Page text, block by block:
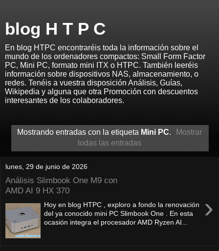
blog H T P C
En blog HTPC encontraréis toda la información sobre el
mundo de los ordenadores compactos: Small Form Factor
PC, Mini PC, formato mini ITX o HTPC. También leeréis
información sobre dispositivos NAS, almacenamiento, o
redes. Tenéis a vuestra disposición Análisis, Guías,
Wikipedia y alguna que otra Promoción con descuentos
interesantes de los colaboradores.
Mostrando entradas con la etiquetaMini PC. Mostrar
todas las entradas
lunes, 29 de junio de 2026
Análisis Slimbook One M9 con
AMD AI 9 HX 370
›
Hoy en blog HTPC , exploro a fondo la renovación
del ya conocido mini PC Slimbook One . En esta
ocasión integra el procesador AMD Ryzen AI...